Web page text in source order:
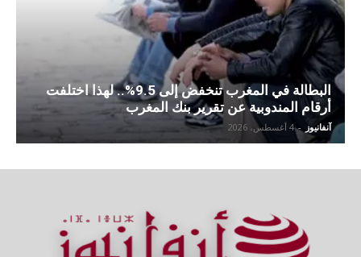
البطالة في المغرب تنخفض إلى 9.5%.. لهذا اختلفت
أرقام المندوبية عن تقرير بنك المغرب
آنفانيوز - 4 أغسطس، 2026